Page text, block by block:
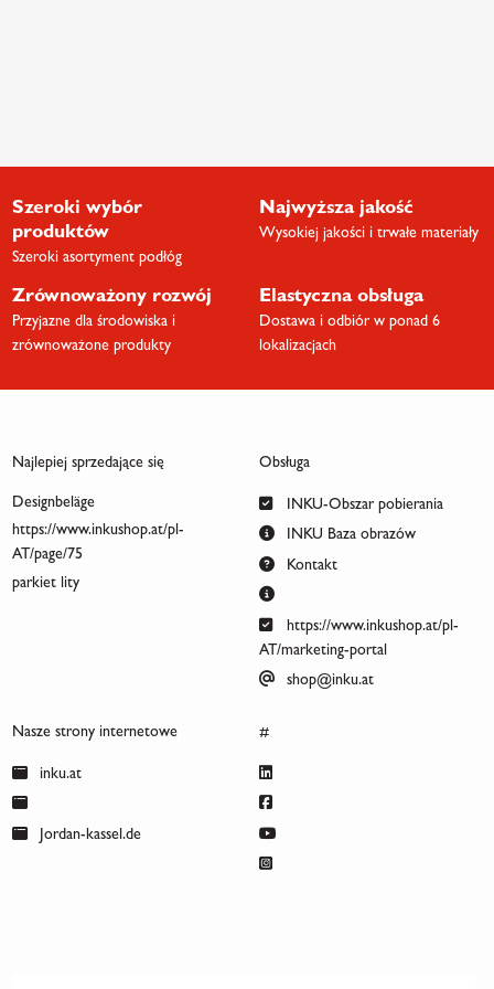
Szeroki wybór
produktów
Szeroki asortyment podłóg
Najwyższa jakość
Wysokiej jakości i trwałe materiały
Zrównoważony rozwój
Przyjazne dla środowiska i
zrównoważone produkty
Elastyczna obsługa
Dostawa i odbiór w ponad 6
lokalizacjach
Najlepiej sprzedające się
Designbeläge
https://www.inkushop.at/pl-
AT/page/75
parkiet lity
Obsługa
INKU-Obszar pobierania
INKU Baza obrazów
Kontakt
https://www.inkushop.at/pl-
AT/marketing-portal
shop@inku.at
Nasze strony internetowe
inku.at
Jordan-kassel.de
#